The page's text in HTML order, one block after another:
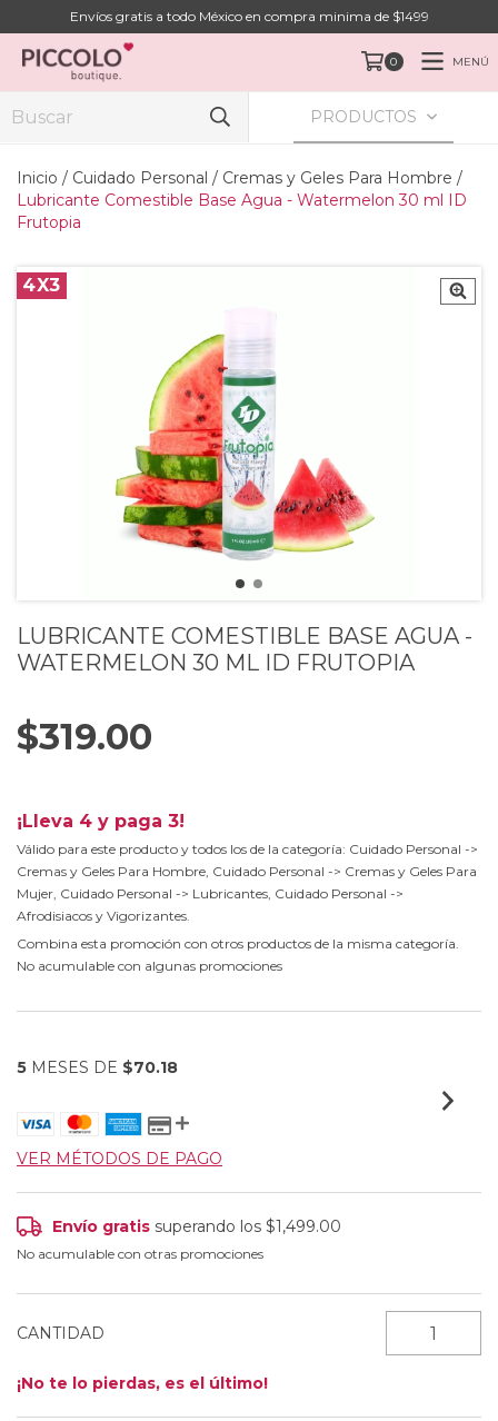
Envíos gratis a todo México en compra minima de $1499
0 MENÚ
PRODUCTOS
Inicio / Cuidado Personal / Cremas y Geles Para Hombre /
Lubricante Comestible Base Agua - Watermelon 30 ml ID
Frutopia
4X3
LUBRICANTE COMESTIBLE BASE AGUA -
WATERMELON 30 ML ID FRUTOPIA
$319.00
¡Lleva 4 y paga 3!
Válido para este producto y todos los de la categoría: Cuidado Personal ->
Cremas y Geles Para Hombre, Cuidado Personal -> Cremas y Geles Para
Mujer, Cuidado Personal -> Lubricantes, Cuidado Personal ->
Afrodisiacos y Vigorizantes.
Combina esta promoción con otros productos de la misma categoría.
No acumulable con algunas promociones
5 MESES DE $70.18
VER MÉTODOS DE PAGO
Envío gratis superando los$1,499.00
No acumulable con otras promociones
CANTIDAD
¡No te lo pierdas, es el último!